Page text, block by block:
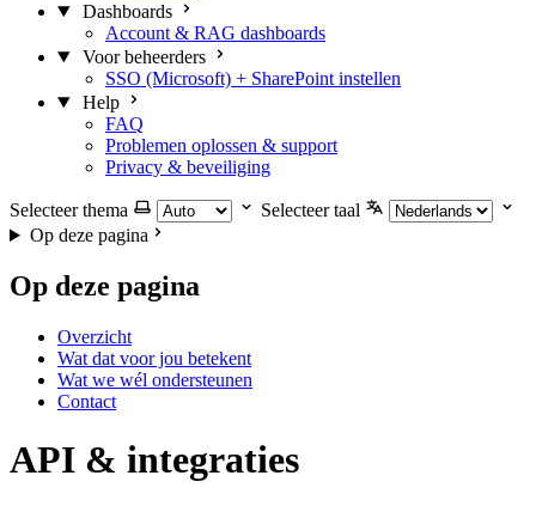
Dashboards
Account & RAG dashboards
Voor beheerders
SSO (Microsoft) + SharePoint instellen
Help
FAQ
Problemen oplossen & support
Privacy & beveiliging
Selecteer thema
Selecteer taal
Op deze pagina
Op deze pagina
Overzicht
Wat dat voor jou betekent
Wat we wél ondersteunen
Contact
API & integraties